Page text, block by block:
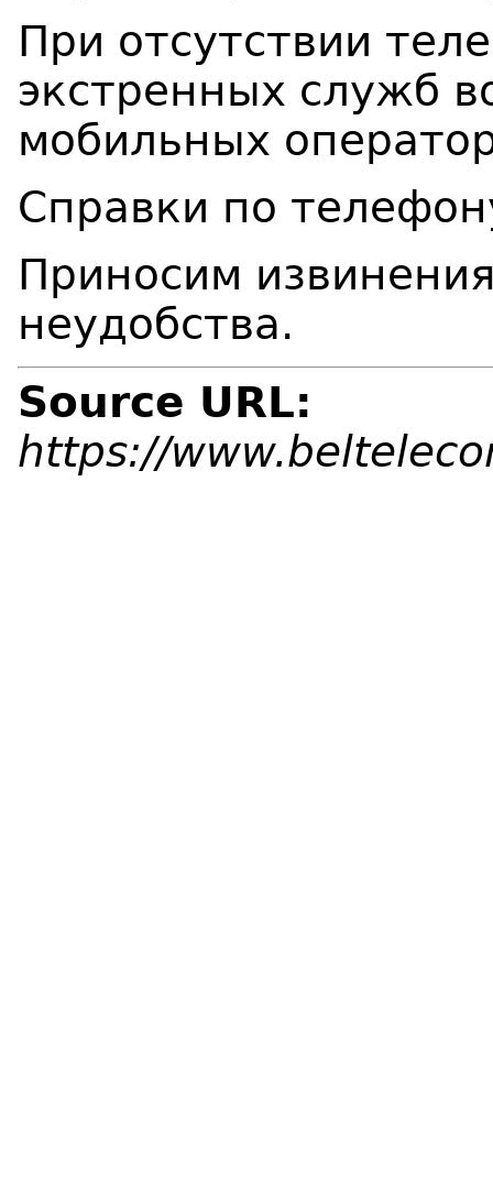
При отсутствии
экстренных служб
мобильных
Справки по
Приносим
неудобства.
Source URL:
https://